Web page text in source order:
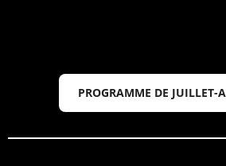
PROGRAMME DE JUILLET-